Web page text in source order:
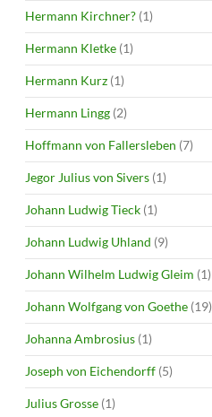
Hermann Kirchner? (1)
Hermann Kletke (1)
Hermann Kurz (1)
Hermann Lingg (2)
Hoffmann von Fallersleben (7)
Jegor Julius von Sivers (1)
Johann Ludwig Tieck (1)
Johann Ludwig Uhland (9)
Johann Wilhelm Ludwig Gleim (1)
Johann Wolfgang von Goethe (19)
Johanna Ambrosius (1)
Joseph von Eichendorff (5)
Julius Grosse (1)